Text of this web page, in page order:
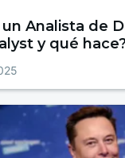
un Analista de
y qué hace?